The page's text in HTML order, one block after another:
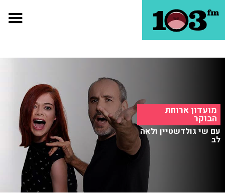
מועדון ארוחת
הבוקר
עם שי גולדשטיין ולאה
לב